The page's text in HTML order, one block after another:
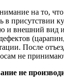
на то,
в присутствии
и внешний вид
После
не
не